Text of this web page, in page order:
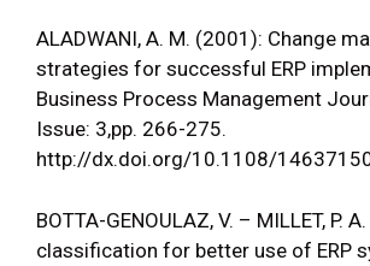
ALADWANI, A. M. (2001): Change
strategies for successful ERP
Business Process Management
Issue: 3,pp. 266-275.
http://dx.doi.org/10.1108/
BOTTA-GENOULAZ, V. – MILLET, P.
classification for better use of ERP